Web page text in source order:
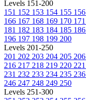
Levels 151-200
151 152 153 154 155 156
166 167 168 169 170 171
181 182 183 184 185 186
196 197 198 199 200
Levels 201-250
201 202 203 204 205 206
216 217 218 219 220 221
231 232 233 234 235 236
246 247 248 249 250
Levels 251-300